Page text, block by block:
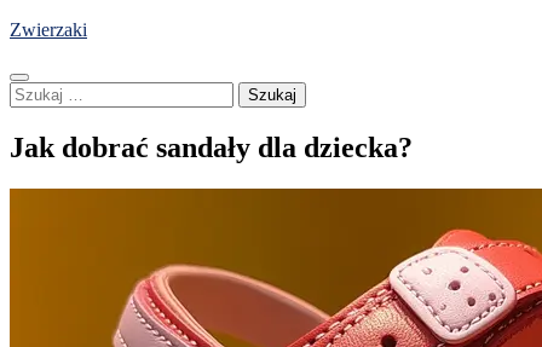
Skip
content
Zwierzaki
Szukaj:
Jak dobrać sandały dla dziecka?